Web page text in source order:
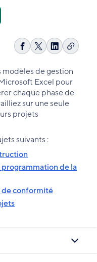
Partager
Facebook
Share
X
Partager
LinkedIn
Copier
lien
modèles de gestion
Excel pour
chaque phase de
sur une seule
projets
suivants :
de la
conformité